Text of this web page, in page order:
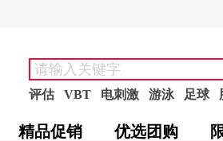
评估 VBT 电刺激 游泳 足球
精品促销 优选团购